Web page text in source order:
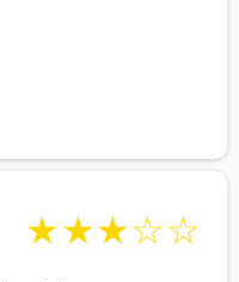
★★★☆☆